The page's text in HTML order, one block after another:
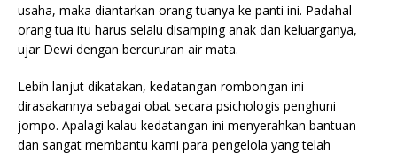
usaha, maka diantarkan orang tuanya ke panti ini. Padahal
orang tua itu harus selalu disamping anak dan keluarganya,
ujar Dewi dengan bercururan air mata.
Lebih lanjut dikatakan, kedatangan rombongan ini
dirasakannya sebagai obat secara psichologis penghuni
jompo. Apalagi kalau kedatangan ini menyerahkan bantuan
dan sangat membantu kami para pengelola yang telah